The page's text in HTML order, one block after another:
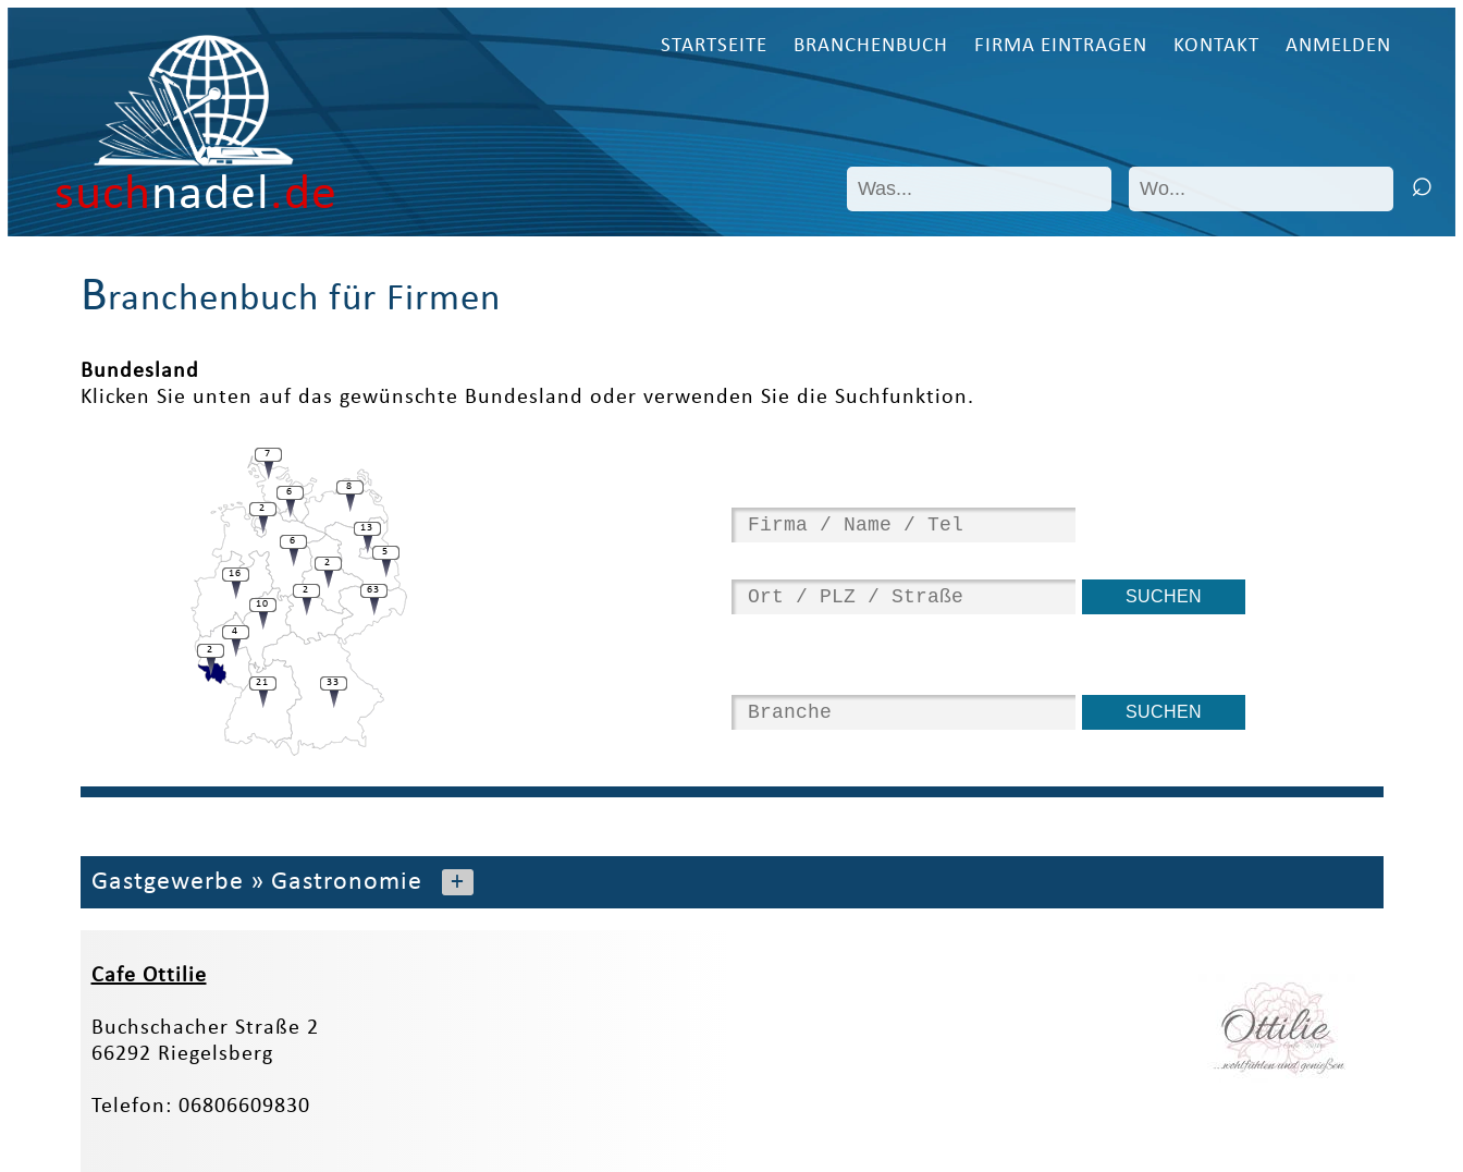
suchnadel.de
STARTSEITE BRANCHENBUCH FIRMA EINTRAGEN KONTAKT ANMELDEN
Branchenbuch für Firmen
Bundesland
Klicken Sie unten auf das gewünschte Bundesland oder verwenden Sie die Suchfunktion.
63
5
16
13
2
8
6
7
2
6
2
10
4
21
2
33
Gastgewerbe » Gastronomie +
Cafe Ottilie
Buchschacher Straße 2
66292 Riegelsberg
Telefon: 06806609830